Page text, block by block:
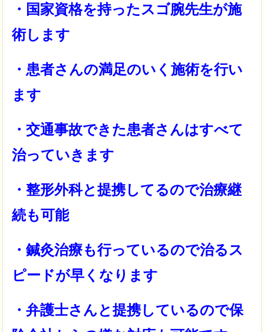
・国家資格を持ったスゴ腕先生が施
術します
・患者さんの満足のいく施術を行い
ます
・交通事故できた患者さんはすべて
治っていきます
・整形外科と提携してるので治療継
続も可能
・鍼灸治療も行っているので治るス
ピードが早くなります
・弁護士さんと提携しているので保